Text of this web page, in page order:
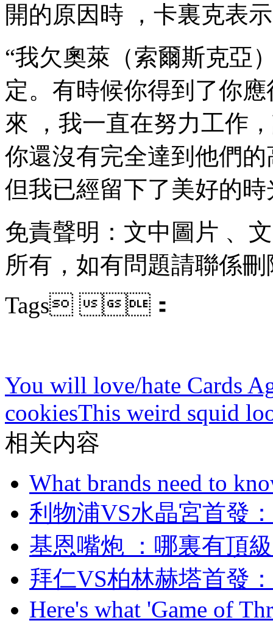
開的原因時 ，卡裏克表示
“我欠奧萊（索爾斯克亞）
定。有時候你得到了你
來 ，我一直在努力工作
你還沒有完全達到他們的高
但我已經留下了美好的時光
免責聲明 ：文中圖片 
所有，如有問題請聯係刪除
Tags ：
You will love/hate Cards
cookiesThis weird squid
相关内容
What brands need to
利物浦VS水晶宮首發
基恩嘴炮 ：哪裏有
拜仁VS柏林赫塔首發
Here's what 'Game of